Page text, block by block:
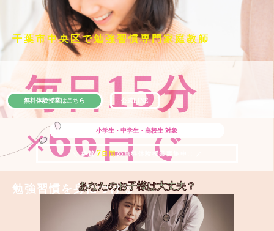
千葉市中央区で勉強習慣専門家庭教師
毎日15分
×66日で
勉強習慣を身につける
小学生・中学生・高校生 対象
＼ 絶賛 7 日間の無料体験授業実施中!! ／
無料体験授業はこちら 公式LINE
あなたのお子様は大丈夫？